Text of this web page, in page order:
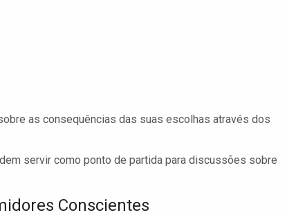
as consequências das suas escolhas através dos
servir como ponto de partida para discussões sobre
Conscientes